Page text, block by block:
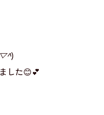
)
した😊💕